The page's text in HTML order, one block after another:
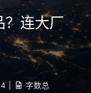
？连大厂
字数总